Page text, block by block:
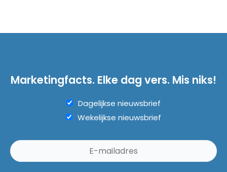
Marketingfacts. Elke dag vers. Mis niks!
Dagelijkse nieuwsbrief
Wekelijkse nieuwsbrief